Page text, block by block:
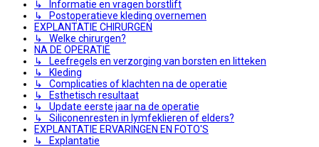
↳ Informatie en vragen borstlift
↳ Postoperatieve kleding overnemen
EXPLANTATIE CHIRURGEN
↳ Welke chirurgen?
NA DE OPERATIE
↳ Leefregels en verzorging van borsten en litteken
↳ Kleding
↳ Complicaties of klachten na de operatie
↳ Esthetisch resultaat
↳ Update eerste jaar na de operatie
↳ Siliconenresten in lymfeklieren of elders?
EXPLANTATIE ERVARINGEN EN FOTO'S
↳ Explantatie